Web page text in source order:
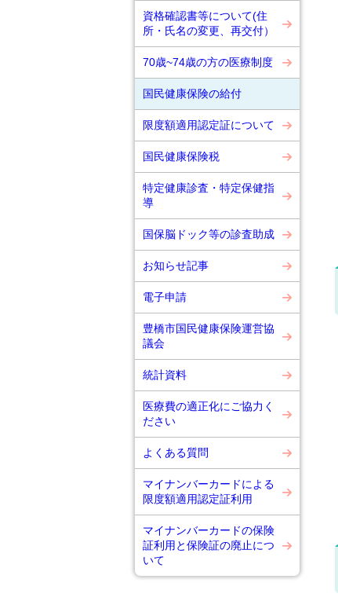
資格確認書等について(住
所・氏名の変更、再交付）
70歳~74歳の方の医療制度
国民健康保険の給付
限度額適用認定証について
国民健康保険税
特定健康診査・特定保健指
導
国保脳ドック等の診査助成
お知らせ記事
電子申請
豊橋市国民健康保険運営協
議会
統計資料
医療費の適正化にご協力く
ださい
よくある質問
マイナンバーカードによる
限度額適用認定証利用
マイナンバーカードの保険
証利用と保険証の廃止につ
いて